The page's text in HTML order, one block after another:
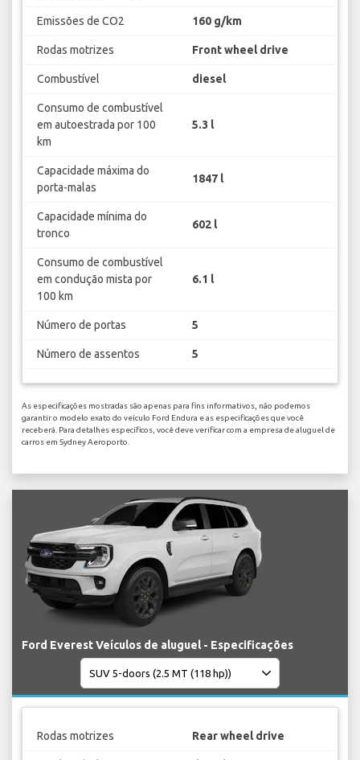
Emissões de CO2 160 g/km
Rodas motrizes Front wheel drive
Combustível diesel
Consumo de combustível
em autoestrada por 100
km
5.3 l
Capacidade máxima do
porta-malas
1847 l
Capacidade mínima do
tronco
602 l
Consumo de combustível
em condução mista por
100 km
6.1 l
Número de portas 5
Número de assentos 5
As especificações mostradas são apenas para fins informativos, não podemos
garantir o modelo exato do veículo Ford Endura e as especificações que você
receberá. Para detalhes específicos, você deve verificar com a empresa de aluguel de
carros em Sydney Aeroporto.
Ford Everest Veículos de aluguel - Especificações
Rodas motrizes Rear wheel drive